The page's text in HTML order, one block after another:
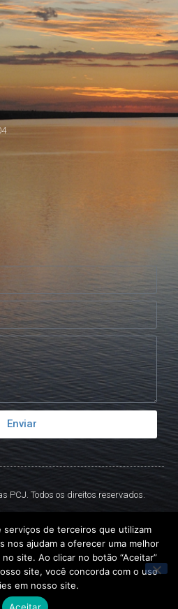
Enviar
PCJ. Todos os direitos reservados.
serviços de terceiros que utilizam
nos ajudam a oferecer uma melhor
site. Ao clicar no botão “Aceitar”
site, você concorda com o uso
em nosso site.
Aceitar